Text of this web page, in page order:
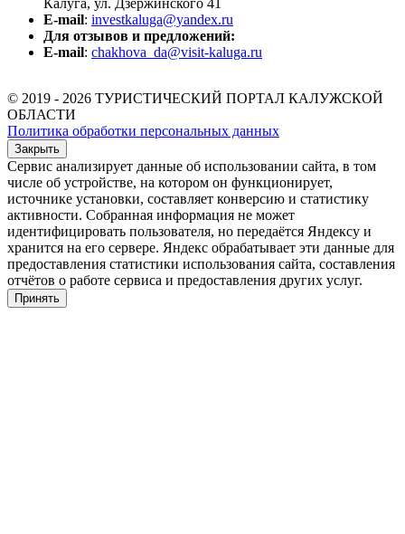
Калуга, ул. Дзержинского 41
E-mail: investkaluga@yandex.ru
Для отзывов и предложений:
E-mail: chakhova_da@visit-kaluga.ru
© 2019 - 2026 ТУРИСТИЧЕСКИЙ ПОРТАЛ КАЛУЖСКОЙ
ОБЛАСТИ
Политика обработки персональных данных
Закрыть
Сервис анализирует данные об использовании сайта, в том
числе об устройстве, на котором он функционирует,
источнике установки, составляет конверсию и статистику
активности. Собранная информация не может
идентифицировать пользователя, но передаётся Яндексу и
хранится на его сервере. Яндекс обрабатывает эти данные для
предоставления статистики использования сайта, составления
отчётов о работе сервиса и предоставления других услуг.
Принять